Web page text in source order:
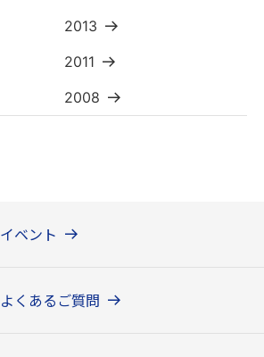
2013
2011
2008
イベント
よくあるご質問